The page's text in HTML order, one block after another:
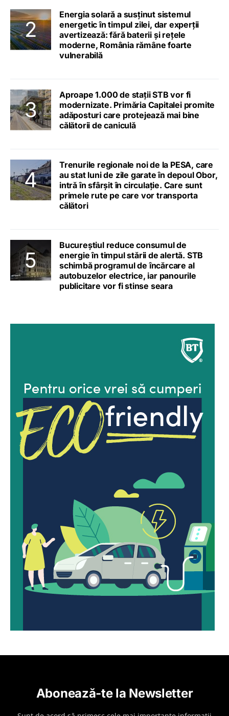
Energia solară a susținut sistemul
energetic în timpul zilei, dar experții
avertizează: fără baterii și rețele
moderne, România rămâne foarte
vulnerabilă
Aproape 1.000 de stații STB vor fi
modernizate. Primăria Capitalei promite
adăposturi care protejează mai bine
călătorii de caniculă
Trenurile regionale noi de la PESA, care
au stat luni de zile garate în depoul Obor,
intră în sfârșit în circulație. Care sunt
primele rute pe care vor transporta
călători
Bucureștiul reduce consumul de
energie în timpul stării de alertă. STB
schimbă programul de încărcare al
autobuzelor electrice, iar panourile
publicitare vor fi stinse seara
Abonează-te la Newsletter